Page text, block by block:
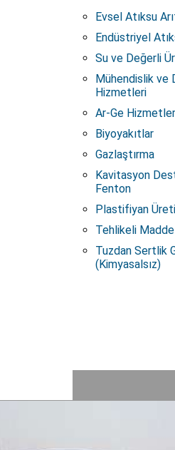
Evsel Atıksu
Endüstriyel
Su ve Değerli
Mühendislik ve
Hizmetleri
Ar-Ge
Biyoyakıtlar
Gazlaştırma
Kavitasyon
Fenton
Plastifiyan
Tehlikeli
Tuzdan Sertlik
(Kimyasalsız)